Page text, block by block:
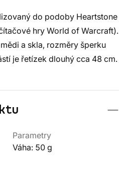
do podoby Heartstone
hry World of Warcraft).
a skla, rozměry šperku
je řetízek dlouhý cca 48 cm.
Parametry
Váha: 50 g